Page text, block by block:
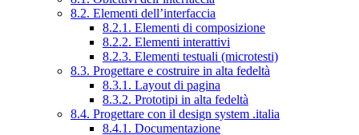
8.2. Elementi dell’interfaccia
8.2.1. Elementi di composizione
8.2.2. Elementi interattivi
8.2.3. Elementi testuali (microtesti)
8.3. Progettare e costruire in alta fedeltà
8.3.1. Layout di pagina
8.3.2. Prototipi in alta fedeltà
8.4. Progettare con il design system .italia
8.4.1. Documentazione